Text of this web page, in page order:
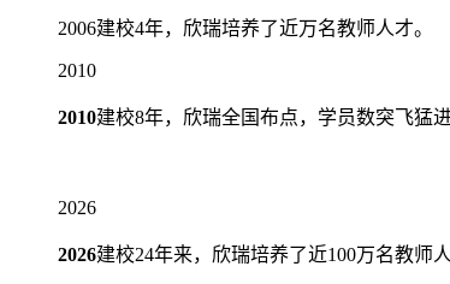
2006建校4年，欣瑞培养了近万名教师人才。
2010
2010建校8年，欣瑞全国布点，学员数突飞猛进
2026
2026建校24年来，欣瑞培养了近100万名教师人